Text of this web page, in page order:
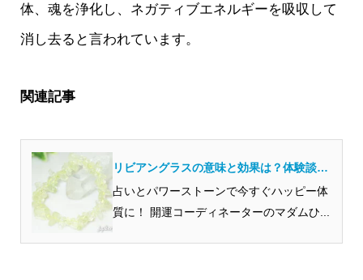
体、魂を浄化し、ネガティブエネルギーを吸収して
消し去ると言われています。
関連記事
リビアングラスの意味と効果は？体験談も
５つご紹介します！
占いとパワーストーンで今すぐハッピー体
質に！ 開運コーディネーターのマダムひ...